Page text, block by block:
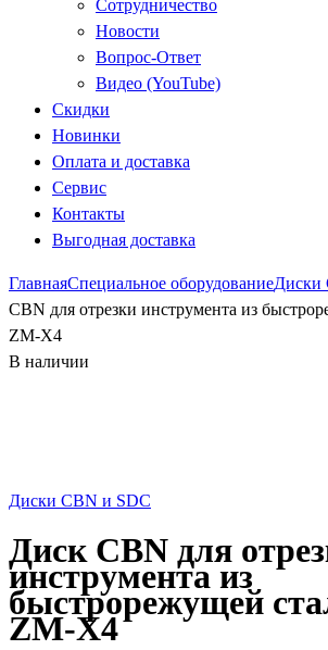
Сотрудничество
Новости
Вопрос-Ответ
Видео (YouTube)
Скидки
Новинки
Оплата и доставка
Сервис
Контакты
Выгодная доставка
ГлавнаяСпециальное оборудованиеДиски
CBN для отрезки инструмента из
ZM-X4
В наличии
Диски CBN и SDC
Диск CBN для
инструмента из
быстрорежущей
ZM-X4